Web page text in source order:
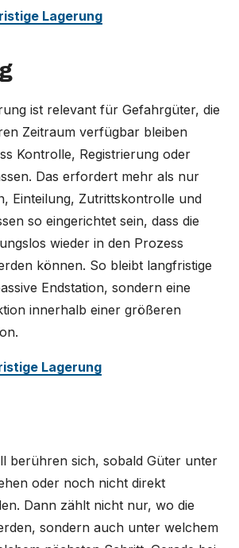
Lagerung
ist relevant für Gefahrgüter, die
Zeitraum verfügbar bleiben
Kontrolle, Registrierung oder
Das erfordert mehr als nur
Einteilung, Zutrittskontrolle und
so eingerichtet sein, dass die
wieder in den Prozess
können. So bleibt langfristige
Endstation, sondern eine
innerhalb einer größeren
Lagerung
berühren sich, sobald Güter unter
oder noch nicht direkt
Dann zählt nicht nur, wo die
sondern auch unter welchem